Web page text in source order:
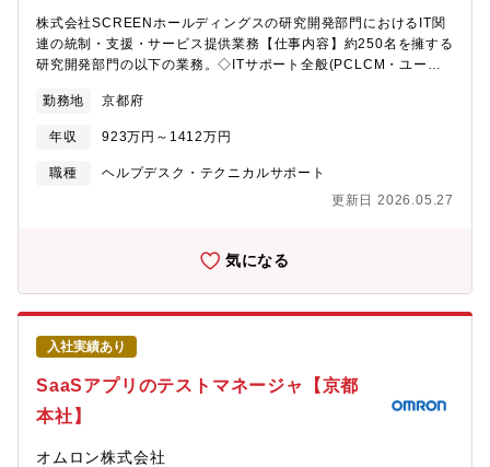
株式会社SCREENホールディングスの研究開発部門におけるIT関
連の統制・支援・サービス提供業務【仕事内容】約250名を擁する
研究開発部門の以下の業務。◇ITサポート全般(PCLCM・ユーザ
スのオンプレプライベートクラウド)◇各種開発環境の構築・運用
支援(OmnissaHorizon、および、メカCAD・電気CAD・光学
CAD・シミュレーション等の各種アプリケーション)※グループ全
体を統率・統括するいわゆる「情シス」の業務ではなく、研究開
部 第一技術開発室 開発一課【求人背景】研究開発部門組織強化に
ど、社内外の環境変化に応じるため、IT担当人員の増強を計画し
ています。【求人魅力】所有スキル・経験に合わせて、エンジニ
アリングからマネジメントまで広範な業務を担当・経験すること
が可能。研究開発部門を一つの会社と見立てた場合に必要なすべ
てのITに関わることができます。最終的には技術開発部門全体を
統率・統制し、ITサービス・ITインフラの全体設計や戦略策定にも
携わっていただけます。
勤務地 京都府
年収 923万円～1412万円
職種
ヘルプデスク・テクニカルサポート
更新日 2026.05.27
気になる
入社実績あり
SaaSアプリのテストマネージャ【京都
本社】
オムロン株式会社